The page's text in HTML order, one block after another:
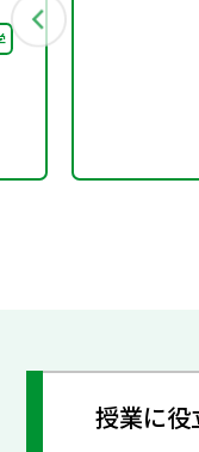
授業に役